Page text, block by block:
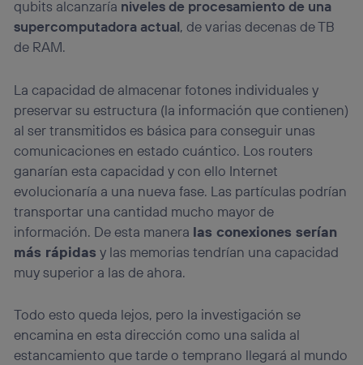
qubits alcanzaría niveles de procesamiento de una
supercomputadora actual, de varias decenas de TB
de RAM.
La capacidad de almacenar fotones individuales y
preservar su estructura (la información que contienen)
al ser transmitidos es básica para conseguir unas
comunicaciones en estado cuántico. Los routers
ganarían esta capacidad y con ello Internet
evolucionaría a una nueva fase. Las partículas podrían
transportar una cantidad mucho mayor de
información. De esta manera las conexiones serían
más rápidas y las memorias tendrían una capacidad
muy superior a las de ahora.
Todo esto queda lejos, pero la investigación se
encamina en esta dirección como una salida al
estancamiento que tarde o temprano llegará al mundo